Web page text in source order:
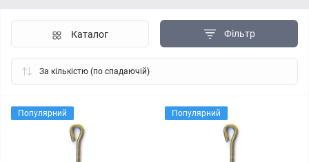
Фільтр
Каталог
Популярний Популярний